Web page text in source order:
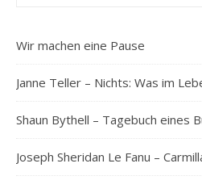
Wir machen eine Pause
Janne Teller – Nichts: Was im
Shaun Bythell – Tagebuch eines
Joseph Sheridan Le Fanu –